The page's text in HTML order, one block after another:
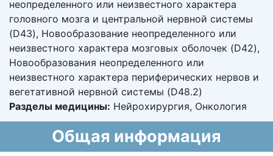
неопределенного или неизвестного характера
головного мозга и центральной нервной системы
(D43), Новообразование неопределенного или
неизвестного характера мозговых оболочек (D42),
Новообразования неопределенного или
неизвестного характера периферических нервов и
вегетативной нервной системы (D48.2)
Разделы медицины: Нейрохирургия, Онкология
Общая информация